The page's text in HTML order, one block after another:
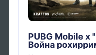
PUBG Mobile x
Война
наградами